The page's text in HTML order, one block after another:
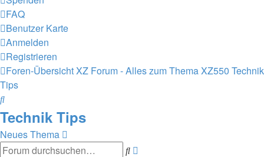
FAQ
Benutzer Karte
Anmelden
Registrieren
Foren-ÜbersichtXZ Forum - Alles zum Thema XZ550 Technik
Tips
Suche
Technik Tips
Neues Thema
Suche